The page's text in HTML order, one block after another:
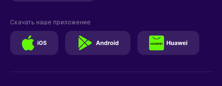
Скачать наше приложение